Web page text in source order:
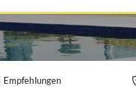
Empfehlungen